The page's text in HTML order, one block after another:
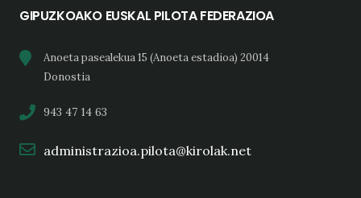
GIPUZKOAKO EUSKAL PILOTA FEDERAZIOA
Anoeta pasealekua 15 (Anoeta estadioa) 20014
Donostia
943 47 14 63
administrazioa.pilota@kirolak.net